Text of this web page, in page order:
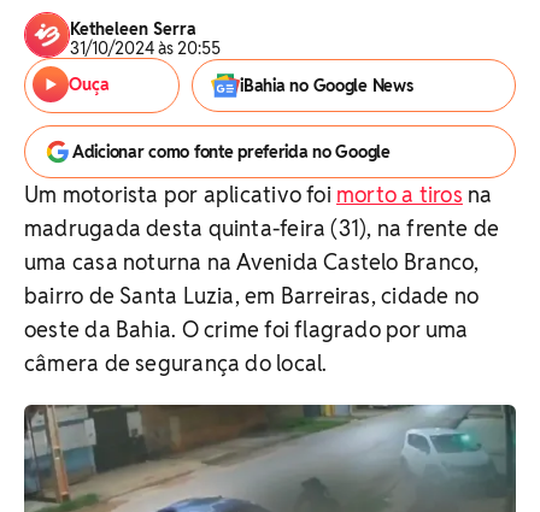
Ketheleen Serra
31/10/2024 às 20:55
Ouça
iBahia no Google News
Adicionar como fonte preferida no Google
Um motorista por aplicativo foi morto a tiros na
madrugada desta quinta-feira (31), na frente de
uma casa noturna na Avenida Castelo Branco,
bairro de Santa Luzia, em Barreiras, cidade no
oeste da Bahia. O crime foi flagrado por uma
câmera de segurança do local.